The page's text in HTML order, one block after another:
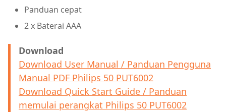
Panduan cepat
2 x Baterai AAA
Download
Download User Manual / Panduan Pengguna
Manual PDF Philips 50 PUT6002
Download Quick Start Guide / Panduan
memulai perangkat Philips 50 PUT6002